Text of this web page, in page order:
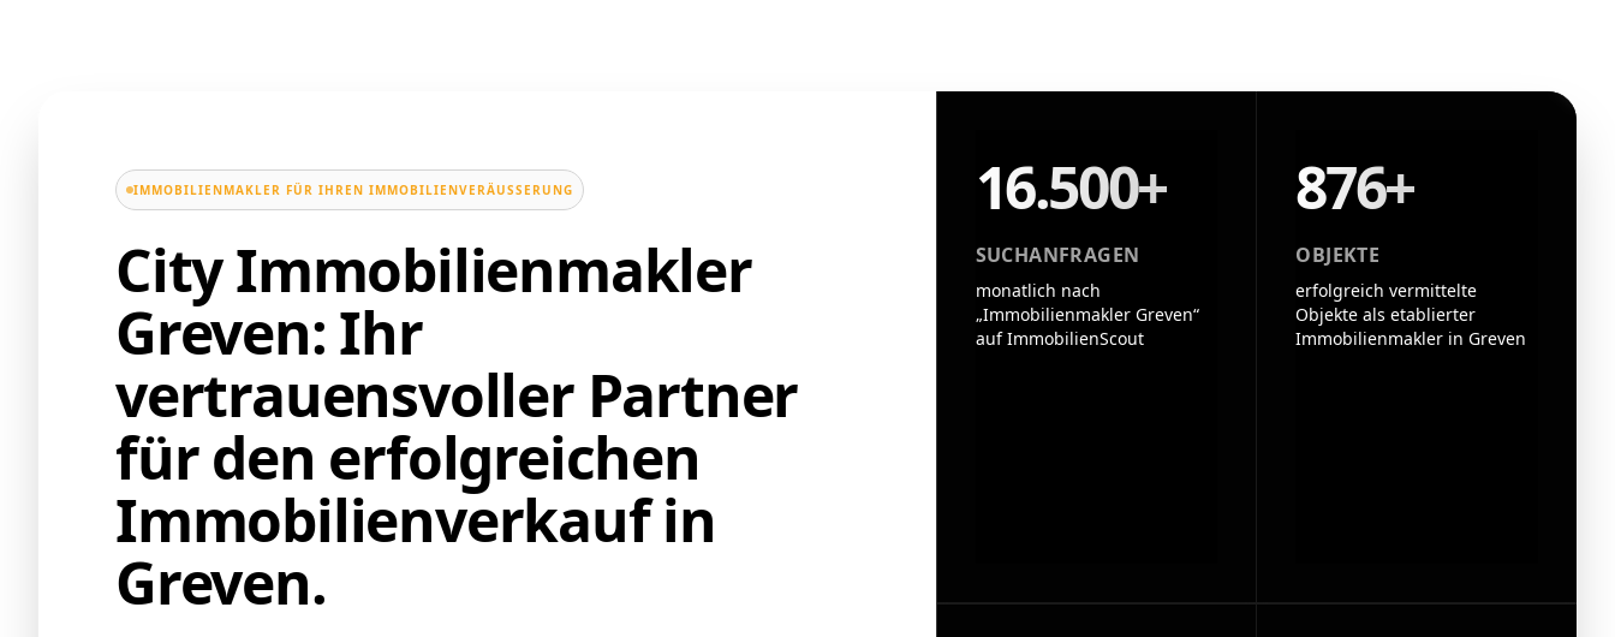
IMMOBILIENMAKLER FÜR IHREN IMMOBILIENVERÄUSSERUNG
City Immobilienmakler
Greven: Ihr
vertrauensvoller Partner
für den erfolgreichen
Immobilienverkauf in
Greven.
16.500+
SUCHANFRAGEN
monatlich nach
„Immobilienmakler Greven“
auf ImmobilienScout
876+
OBJEKTE
erfolgreich vermittelte
Objekte als etablierter
Immobilienmakler in Greven